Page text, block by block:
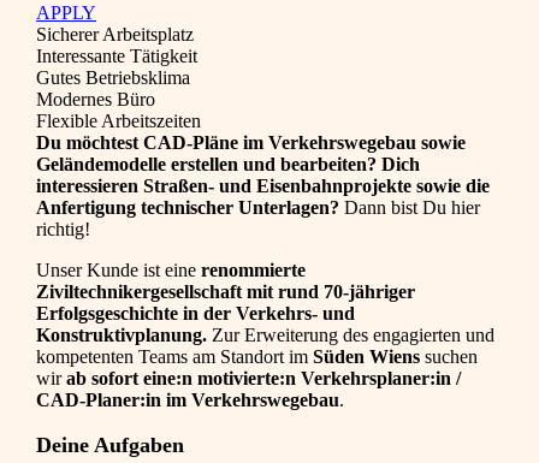
APPLY
Sicherer Arbeitsplatz
Interessante Tätigkeit
Gutes Betriebsklima
Modernes Büro
Flexible Arbeitszeiten
Du möchtest CAD-Pläne im Verkehrswegebau sowie
Geländemodelle erstellen und bearbeiten? Dich
interessieren Straßen- und Eisenbahnprojekte sowie die
Anfertigung technischer Unterlagen? Dann bist Du hier
richtig!
Unser Kunde ist eine renommierte
Ziviltechnikergesellschaft mit rund 70-jähriger
Erfolgsgeschichte in der Verkehrs- und
Konstruktivplanung. Zur Erweiterung des engagierten und
kompetenten Teams am Standort im Süden Wiens suchen
wirab sofort eine:n motivierte:n Verkehrsplaner:in /
CAD-Planer:in im Verkehrswegebau.
Deine Aufgaben